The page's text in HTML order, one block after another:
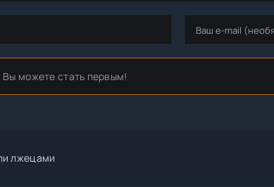
можете стать первым!
лжецами